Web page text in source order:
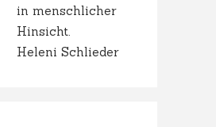
in menschlicher
Hinsicht.
Heleni Schlieder